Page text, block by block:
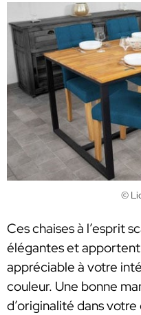
©
Ces chaises à l’esprit
élégantes et
appréciable à votre
couleur. Une bonne
d’originalité dans